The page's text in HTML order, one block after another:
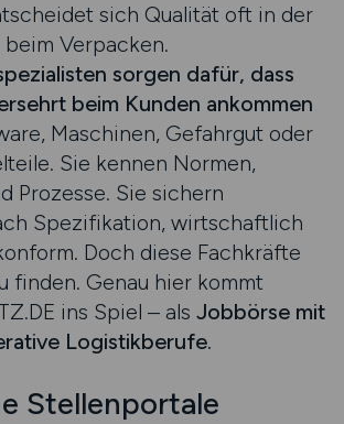
sich Qualität oft in der
Verpacken.
sorgen dafür, dass
beim Kunden ankommen
Maschinen, Gefahrgut oder
Sie kennen Normen,
Prozesse. Sie sichern
Spezifikation, wirtschaftlich
Doch diese Fachkräfte
finden. Genau hier kommt
ins Spiel – als Jobbörse mit
Logistikberufe.
Stellenportale